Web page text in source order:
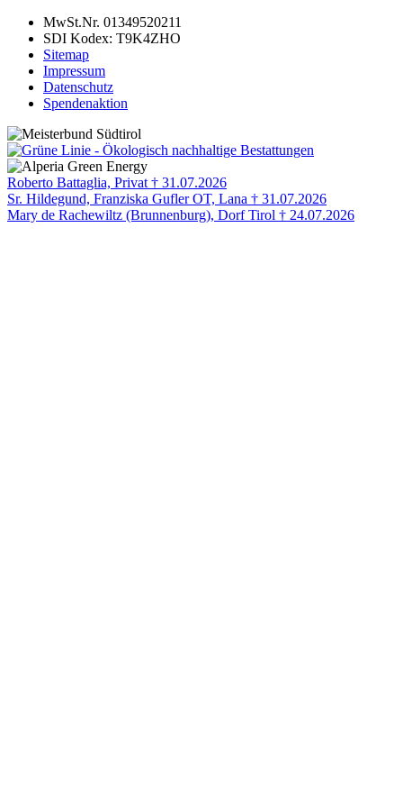
MwSt.Nr. 01349520211
SDI Kodex: T9K4ZHO
Sitemap
Impressum
Datenschutz
Spendenaktion
Roberto Battaglia, Privat † 31.07.2026
Sr. Hildegund, Franziska Gufler OT, Lana † 31.07.2026
Mary de Rachewiltz (Brunnenburg), Dorf Tirol † 24.07.2026